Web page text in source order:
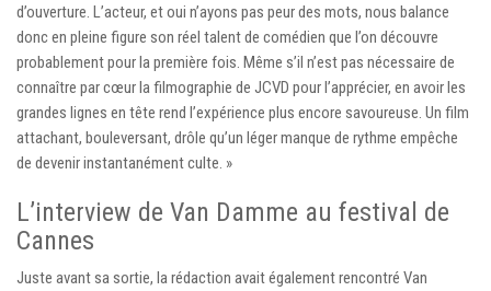
d’ouverture. L’acteur, et oui n’ayons pas peur des mots, nous balance
donc en pleine figure son réel talent de comédien que l’on découvre
probablement pour la première fois. Même s’il n’est pas nécessaire de
connaître par cœur la filmographie de JCVD pour l’apprécier, en avoir les
grandes lignes en tête rend l’expérience plus encore savoureuse. Un film
attachant, bouleversant, drôle qu’un léger manque de rythme empêche
de devenir instantanément culte. »
L’interview de Van Damme au festival de
Cannes
Juste avant sa sortie, la rédaction avait également rencontré Van